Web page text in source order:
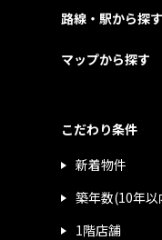
路線・駅から探す
マップから探す
こだわり条件
新着物件
築年数(10年以
1階店舗